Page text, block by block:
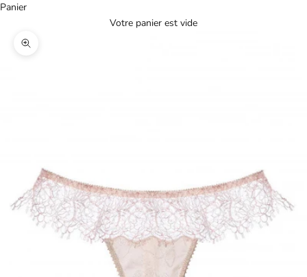
Panier
Votre panier est vide
Zoomer sur l'image